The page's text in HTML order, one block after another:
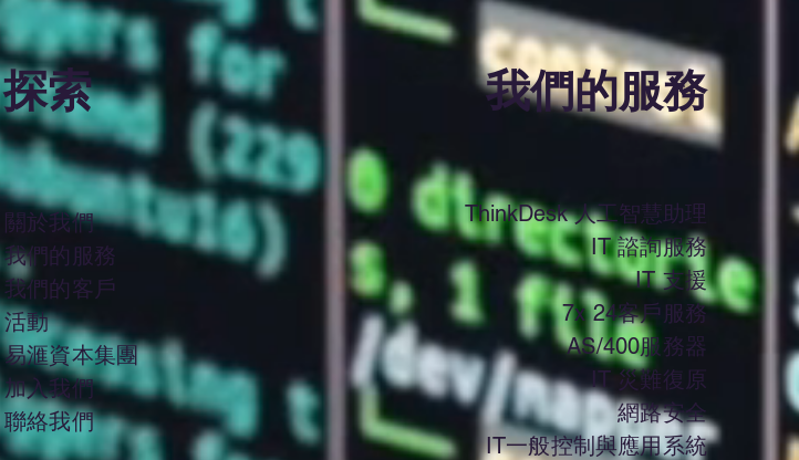
探索
關於我們
我們的服務
我們的客戶
活動
​易滙資本集團
加入我們
聯絡我們
​我們的服務
ThinkDesk 人工智慧助理
IT 諮詢服務
IT 支援
7x 24客戶服務
AS/400服務器
IT 災難復原
網路安全
IT一般控制與應用系統